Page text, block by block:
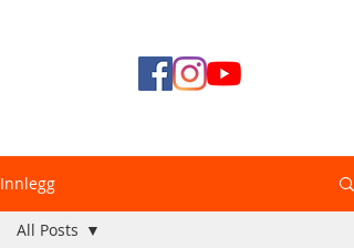
Helsediett
Innlegg
All Posts